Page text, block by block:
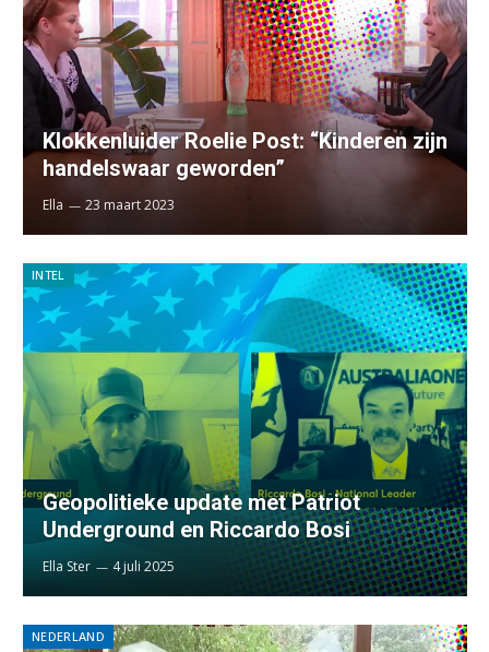
Klokkenluider Roelie Post: “Kinderen zijn
handelswaar geworden”
Ella 23 maart 2023
INTEL
Geopolitieke update met Patriot
Underground en Riccardo Bosi
Ella Ster 4 juli 2025
NEDERLAND